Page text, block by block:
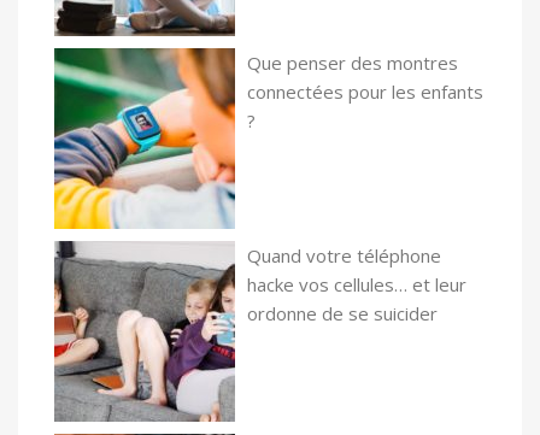
Que penser des montres
connectées pour les enfants
?
Quand votre téléphone
hacke vos cellules… et leur
ordonne de se suicider